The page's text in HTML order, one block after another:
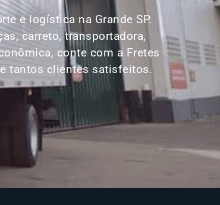
e logística na Grande SP.
carreto, transportadora,
conte com a Fretes
tantos clientes satisfeitos.